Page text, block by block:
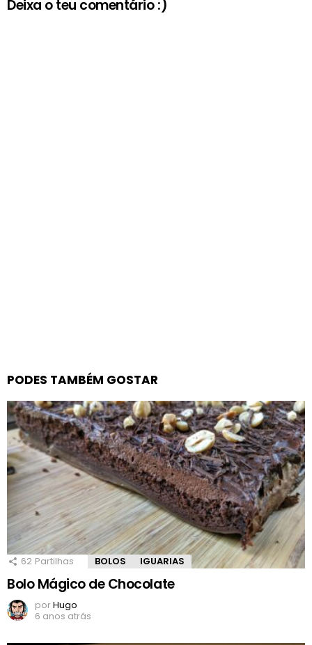
Deixa o teu comentário :)
PODES TAMBÉM GOSTAR
62 Partilhas BOLOS IGUARIAS
Bolo Mágico de Chocolate
porHugo
6 anos atrás